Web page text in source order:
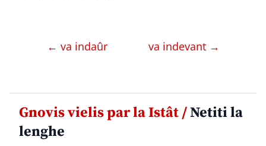
← va indaûr va indevant →
Gnovis vielis par la Istât /Netiti la
lenghe